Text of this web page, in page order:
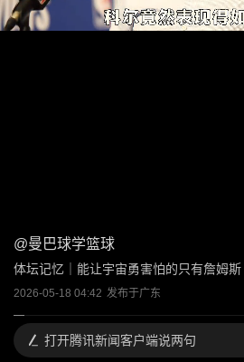
@曼巴球学篮球
体坛记忆｜能让宇宙勇害怕的只有詹姆斯
2026-05-18 04:42 发布于广东
打开腾讯新闻客户端说两句